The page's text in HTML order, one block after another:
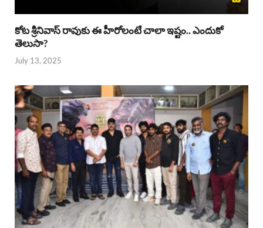
కోట శ్రీనివాస్ రావుకు ఈ హీరోలంటే చాలా ఇష్టం.. ఎందుకో
తెలుసా?
July 13, 2025